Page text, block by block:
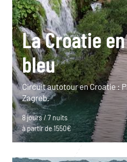
La Croatie
bleu
Circuit autotour en Croatie :
Zagreb.
8 jours / 7 nuits
à partir de 1550€